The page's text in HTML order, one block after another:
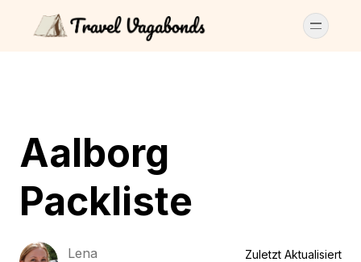
Aalborg
Packliste
Lena
Zuletzt Aktualisiert